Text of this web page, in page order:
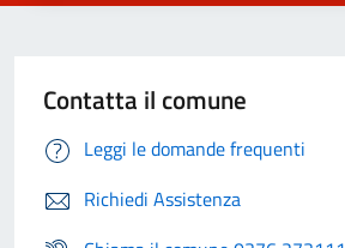
Contatta il comune
Leggi le domande frequenti
Richiedi Assistenza